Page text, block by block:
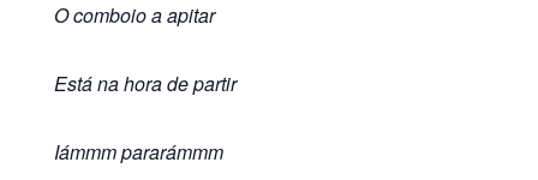
O comboio a apitar
Está na hora de partir
Iámmm pararámmm